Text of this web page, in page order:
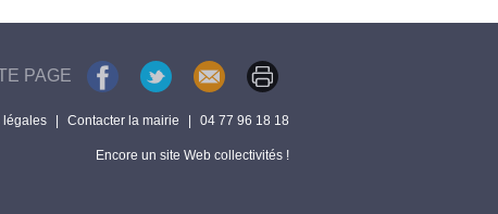
PAGE
légales Contacter la mairie 04 77 96 18 18
Encore un site Web collectivités !